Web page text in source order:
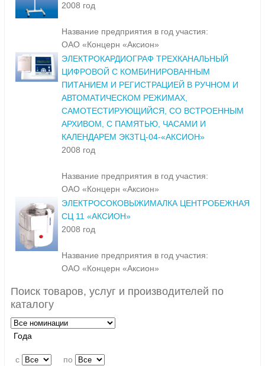
2008 год
Название предприятия в год участия:
ОАО «Концерн «Аксион»
ЭЛЕКТРОКАРДИОГРАФ ТРЕХКАНАЛЬНЫЙ
ЦИФРОВОЙ С КОМБИНИРОВАННЫМ
ПИТАНИЕМ И РЕГИСТРАЦИЕЙ В РУЧНОМ И
АВТОМАТИЧЕСКОМ РЕЖИМАХ,
САМОТЕСТИРУЮЩИЙСЯ, СО ВСТРОЕННЫМ
АРХИВОМ, С ПАМЯТЬЮ, ЧАСАМИ И
КАЛЕНДАРЕМ ЭК3ТЦ-04-«АКСИОН»
2008 год
Название предприятия в год участия:
ОАО «Концерн «Аксион»
ЭЛЕКТРОСОКОВЫЖИМАЛКА ЦЕНТРОБЕЖНАЯ
СЦ 11 «АКСИОН»
2008 год
Название предприятия в год участия:
ОАО «Концерн «Аксион»
Поиск товаров, услуг и производителей по
каталогу
Года
c по